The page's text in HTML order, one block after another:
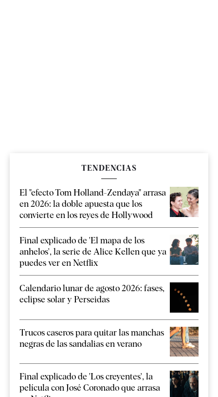
TENDENCIAS
El "efecto Tom Holland-Zendaya" arrasa
en 2026: la doble apuesta que los
convierte en los reyes de Hollywood
Final explicado de 'El mapa de los
anhelos', la serie de Alice Kellen que ya
puedes ver en Netflix
Calendario lunar de agosto 2026: fases,
eclipse solar y Perseidas
Trucos caseros para quitar las manchas
negras de las sandalias en verano
Final explicado de 'Los creyentes', la
película con José Coronado que arrasa